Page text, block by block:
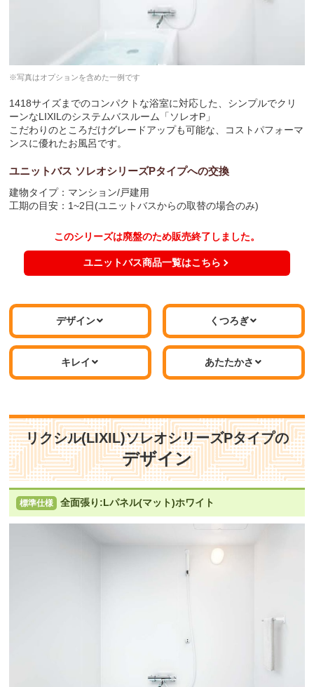
1418サイズまでのコンパクトな浴室に対応した、シンプルでクリ
ーンなLIXILのシステムバスルーム「ソレオP」
こだわりのところだけグレードアップも可能な、コストパフォーマ
ンスに優れたお風呂です。
ユニットバス ソレオシリーズPタイプへの交換
建物タイプ： マンション/戸建用
工期の目安：1~2日(ユニットバスからの取替の場合のみ)
このシリーズは廃盤のため販売終了しました。
ユニットバス商品一覧はこちら
デザイン くつろぎ
キレイ あたたかさ
リクシル(LIXIL)ソレオシリーズPタイプの
デザイン
標準仕様 全面張り:Lパネル(マット)ホワイト